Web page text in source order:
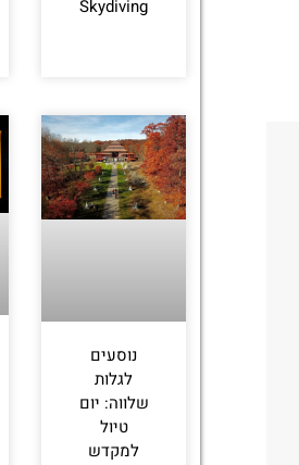
Skydiving
נוסעים
לגלות
שלווה: יום
טיול
למקדש